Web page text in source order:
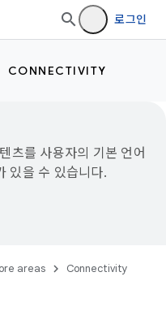
로그인
CONNECTIVITY
츠를 사용자의 기본 언어
있을 수 있습니다.
areas
Connectivity